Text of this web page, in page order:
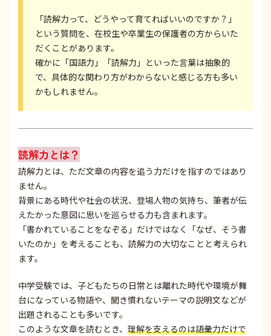
「読解力って、どうやって育てればいいのですか？」
という質問を、在校生や卒業生の保護者の方からいた
だくことがあります。
確かに「国語力」「読解力」といった言葉は抽象的
で、具体的な関わり方がわからないと感じる方も多い
かもしれません。
読解力とは？
読解力とは、ただ文章の内容を追う力だけを指すのではあり
ません。
背景にある時代や社会の状況、登場人物の気持ち、筆者が伝
えたかった意図に思いを巡らせる力も含まれます。
「書かれていることをなぞる」だけではなく「なぜ、そう書
いたのか」を考えることも、読解力の大切なことと考えられ
ます。
中学受験では、子どもたちの日常とは離れた時代や環境が舞
台になっている物語や、聞き慣れないテーマの説明文などが
出題されることも多いです。
このような文章を読むとき、 理解を支えるのは語彙力だけで